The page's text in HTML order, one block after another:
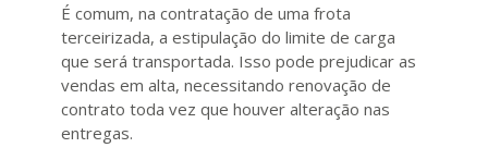
É comum, na contratação de uma frota
terceirizada, a estipulação do limite de carga
que será transportada. Isso pode prejudicar as
vendas em alta, necessitando renovação de
contrato toda vez que houver alteração nas
entregas.